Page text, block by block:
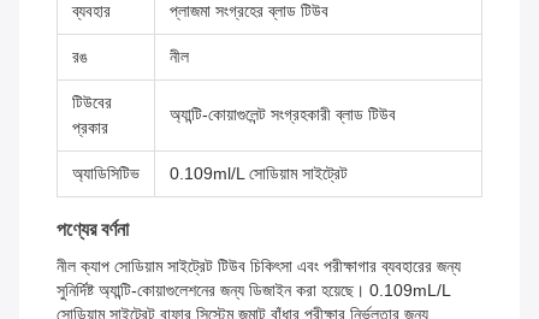
ব্যবহার প্লাজমা সংগ্রহের ব্লাড টিউব
রঙ নীল
টিউবের
প্রকার
অ্যান্টি-কোয়াগুলেন্ট সংগ্রহকারী ব্লাড টিউব
অ্যাডিসিটিভ 0.109ml/L সোডিয়াম সাইট্রেট
পণ্যের বর্ণনা
নীল ক্যাপ সোডিয়াম সাইট্রেট টিউব চিকিৎসা এবং পরীক্ষাগার ব্যবহারের জন্য
সুনির্দিষ্ট অ্যান্টি-কোয়াগুলেশনের জন্য ডিজাইন করা হয়েছে। 0.109mL/L
সোডিয়াম সাইট্রেট বাফার সিস্টেম জমাট বাঁধার পরীক্ষার নির্ভুলতার জন্য